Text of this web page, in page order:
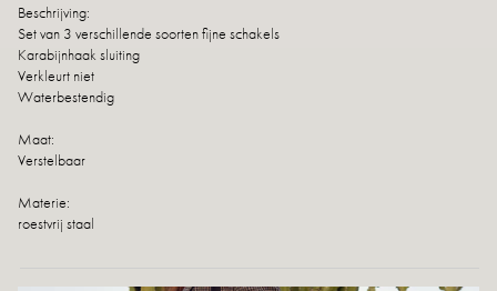
Beschrijving:
Set van 3 verschillende soorten fijne schakels
Karabijnhaak sluiting
Verkleurt niet
Waterbestendig
Maat:
Verstelbaar
Materie:
roestvrij staal